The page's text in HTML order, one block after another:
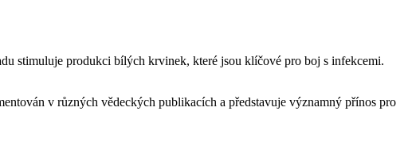
stimuluje produkci bílých krvinek, které jsou klíčové pro boj s infekcemi.
v různých vědeckých publikacích a představuje významný přínos pro